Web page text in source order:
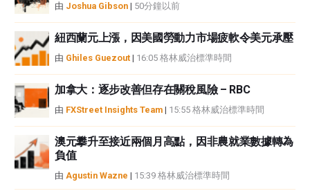
或損害由此資訊及其顯示或使用引起的。錯誤和遺漏除外。本文作者和
FXStreet並非註冊投資顧問，本文內容無意提供任何投資建議。
由 Joshua Gibson | 50分鐘以前
紐西蘭元上漲，因美國勞動力市場疲軟令美元承壓
由 Ghiles Guezout | 16:05 格林威治標準時間
加拿大：逐步改善但存在關稅風險 – RBC
由 FXStreet Insights Team | 15:55 格林威治標準時間
澳元攀升至接近兩個月高點，因非農就業數據轉為
負值
由 Agustin Wazne | 15:39 格林威治標準時間